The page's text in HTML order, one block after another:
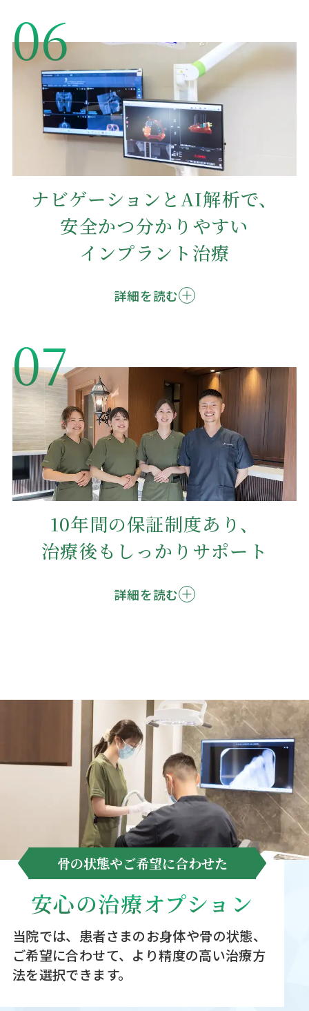
06
ナビゲーションとAI解析で、
安全かつ分かりやすい
インプラント治療
詳細を読む
07
10年間の保証制度あり、
治療後もしっかりサポート
詳細を読む
骨の状態やご希望に合わせた
安心の治療オプション
当院では、患者さまのお身体や骨の状態、
ご希望に合わせて、 より精度の高い治療方
法を選択できます。